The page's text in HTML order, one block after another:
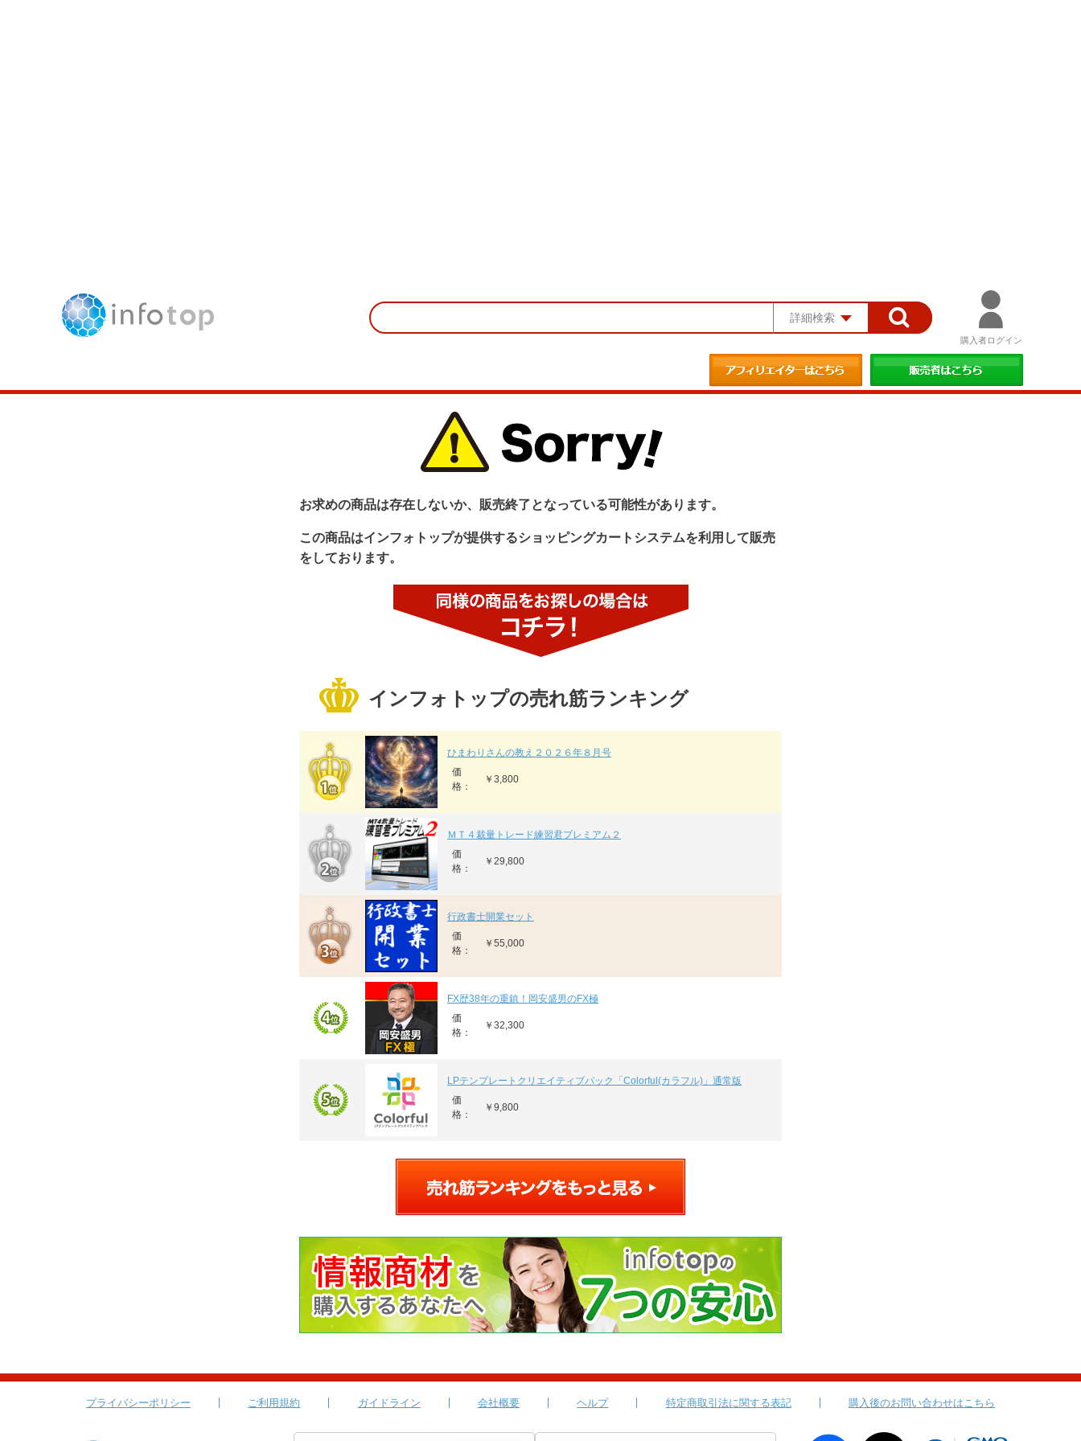
詳細検索
購入者ログイン
お求めの商品は存在しないか、販売終了となっている可能性があります。
この商品はインフォトップが提供するショッピングカートシステムを利用して販売
をしております。
インフォトップの売れ筋ランキング
ひまわりさんの教え２０２６年８月号
価
格：
￥3,800
ＭＴ４裁量トレード練習君プレミアム２
価
格：
￥29,800
行政書士開業セット
価
格：
￥55,000
FX歴38年の重鎮！岡安盛男のFX極
価
格：
￥32,300
LPテンプレートクリエイティブパック「Colorful(カラフル)」通常版
価
格：
￥9,800
プライバシーポリシー ご利用規約 ガイドライン 会社概要 ヘルプ 特定商取引法に関する表記 購入後のお問い合わせはこちら